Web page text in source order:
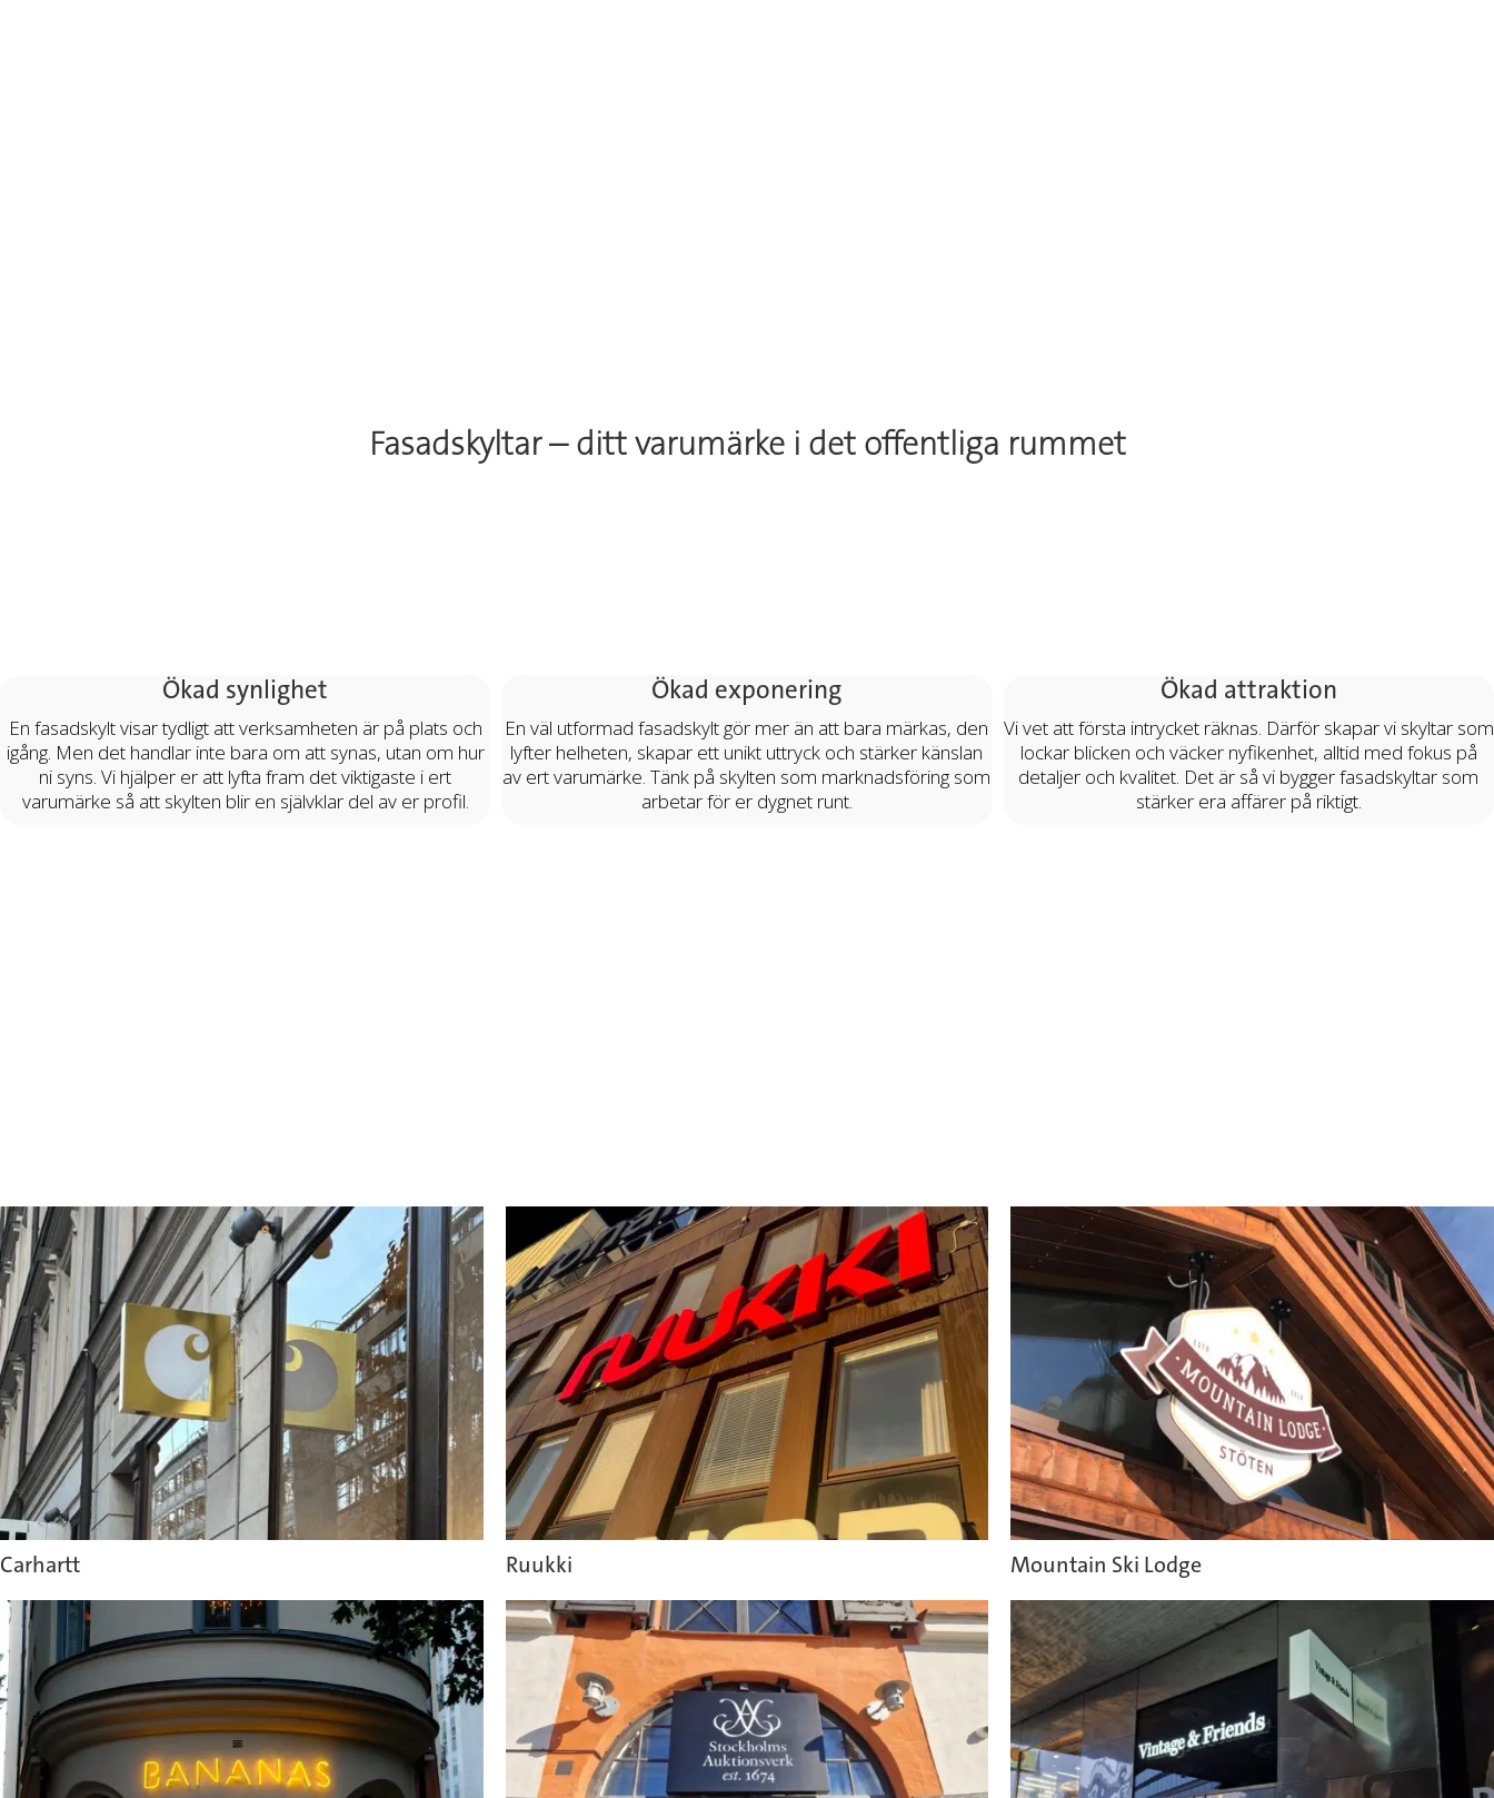
Fasadskyltar – ditt varumärke i det offentliga rummet
Ökad synlighet
En fasadskylt visar tydligt att verksamheten är på plats och
igång. Men det handlar inte bara om att synas, utan om hur
ni syns. Vi hjälper er att lyfta fram det viktigaste i ert
varumärke så att skylten blir en självklar del av er profil.
Ökad exponering
En väl utformad fasadskylt gör mer än att bara märkas, den
lyfter helheten, skapar ett unikt uttryck och stärker känslan
av ert varumärke. Tänk på skylten som marknadsföring som
arbetar för er dygnet runt.
Ökad attraktion
Vi vet att första intrycket räknas. Därför skapar vi skyltar som
lockar blicken och väcker nyfikenhet, alltid med fokus på
detaljer och kvalitet. Det är så vi bygger fasadskyltar som
stärker era affärer på riktigt.
Carhartt Ruukki Mountain Ski Lodge